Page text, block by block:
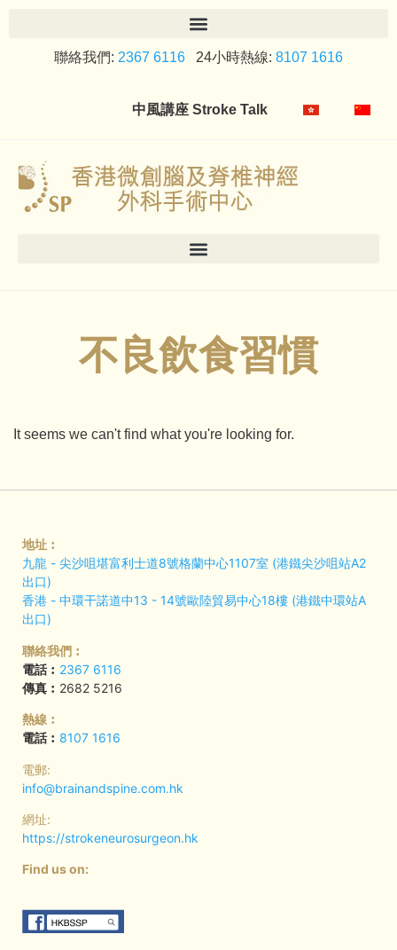
聯絡我們: 2367 6116 24小時熱線: 8107 1616
中風講座 Stroke Talk
不良飲食習慣
It seems we can't find what you're looking for.
地址︰
九龍 - 尖沙咀堪富利士道8號格蘭中心1107室 (港鐵尖沙咀站A2
出口)
香港 - 中環干諾道中13 - 14號歐陸貿易中心18樓 (港鐵中環站A
出口)
聯絡我們︰
電話︰ 2367 6116
傳真︰ 2682 5216
熱線︰
電話︰ 8107 1616
電郵:
info@brainandspine.com.hk
網址:
https://strokeneurosurgeon.hk
Find us on: